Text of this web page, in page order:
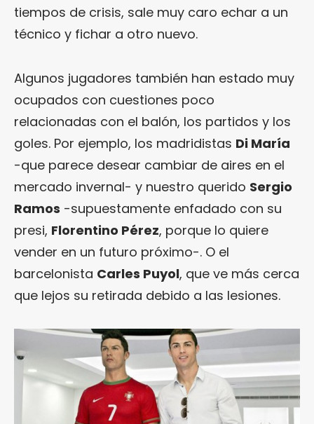
tiempos de crisis, sale muy caro echar a un
técnico y fichar a otro nuevo.
Algunos jugadores también han estado muy
ocupados con cuestiones poco
relacionadas con el balón, los partidos y los
goles. Por ejemplo, los madridistas Di María
-que parece desear cambiar de aires en el
mercado invernal- y nuestro querido Sergio
Ramos -supuestamente enfadado con su
presi, Florentino Pérez, porque lo quiere
vender en un futuro próximo-. O el
barcelonista Carles Puyol, que ve más cerca
que lejos su retirada debido a las lesiones.